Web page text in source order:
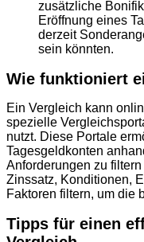
zusätzliche
Eröffnung eines
derzeit
sein könnten.
Wie funktioniert
Ein Vergleich kann
spezielle
nutzt. Diese Portale
Tagesgeldkonten
Anforderungen zu
Zinssatz, Konditionen,
Faktoren filtern, um die
Tipps für einen